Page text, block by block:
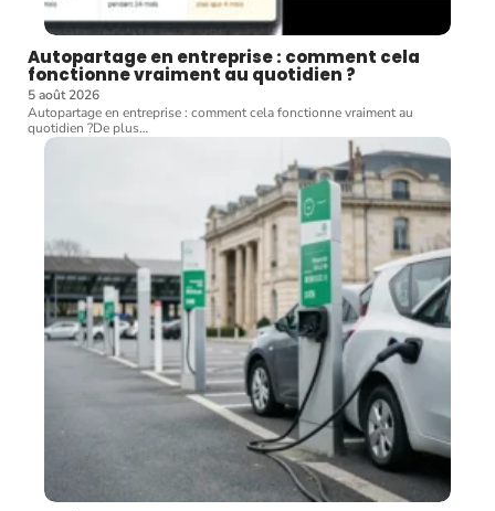
Autopartage en entreprise : comment cela
fonctionne vraiment au quotidien ?
5 août 2026
Autopartage en entreprise : comment cela fonctionne vraiment au
quotidien ?De plus…